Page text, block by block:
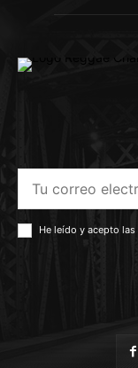
He leído y acepto las